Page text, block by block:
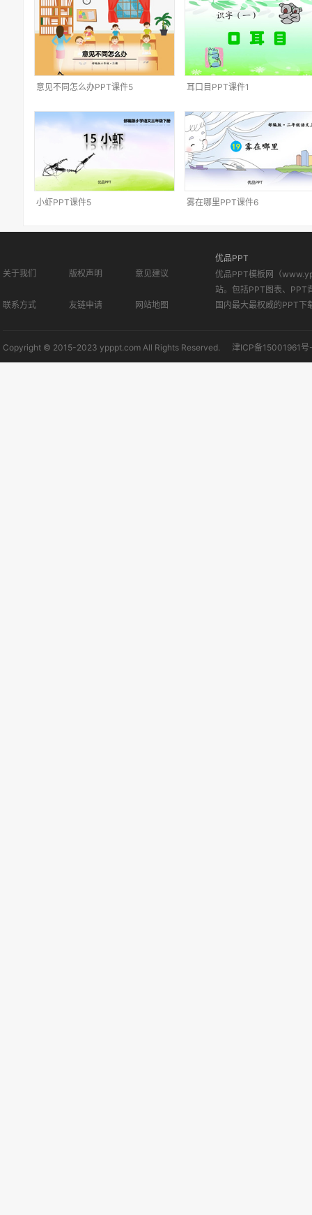
意见不同怎么办PPT课件5 耳口目PPT课件1
小虾PPT课件5 雾在哪里PPT课件6
关于我们 版权声明 意见建议
联系方式 友链申请 网站地图
优品PPT
优品PPT模板网（
站。包括PPT图表、PPT
国内最大最权威的PPT下
Copyright © 2015-2023 ypppt.com All Rights Reserved. 津ICP备15001961号